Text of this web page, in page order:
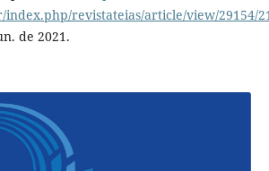
revistateias/article/view/29154/
de 2021.